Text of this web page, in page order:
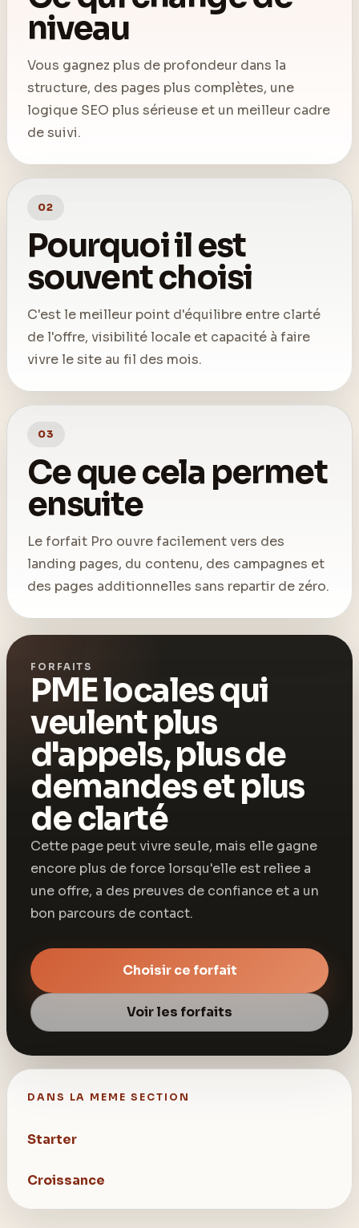
niveau
Vous gagnez plus de profondeur dans la
structure, des pages plus complètes, une
logique SEO plus sérieuse et un meilleur cadre
de suivi.
02
Pourquoi il est
souvent choisi
C'est le meilleur point d'équilibre entre clarté
de l'offre, visibilité locale et capacité à faire
vivre le site au fil des mois.
03
Ce que cela permet
ensuite
Le forfait Pro ouvre facilement vers des
landing pages, du contenu, des campagnes et
des pages additionnelles sans repartir de zéro.
FORFAITS
PME locales qui
veulent plus
d'appels, plus de
demandes et plus
de clarté
Cette page peut vivre seule, mais elle gagne
encore plus de force lorsqu'elle est reliee a
une offre, a des preuves de confiance et a un
bon parcours de contact.
Choisir ce forfait
Voir les forfaits
DANS LA MEME SECTION
Starter
Croissance